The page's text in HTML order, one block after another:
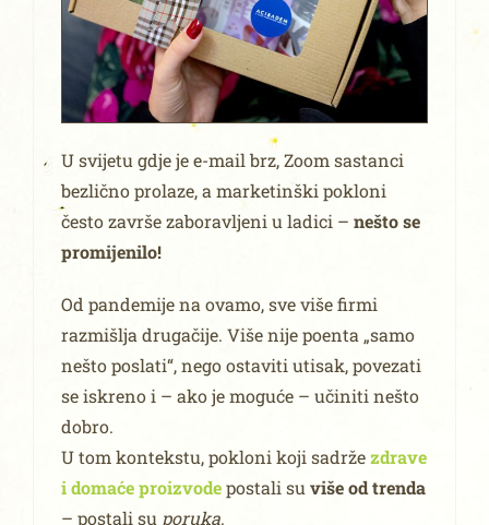
U svijetu gdje je e-mail brz, Zoom sastanci
bezlično prolaze, a marketinški pokloni
često završe zaboravljeni u ladici – nešto se
promijenilo!
Od pandemije na ovamo, sve više firmi
razmišlja drugačije. Više nije poenta „samo
nešto poslati“, nego ostaviti utisak, povezati
se iskreno i – ako je moguće – učiniti nešto
dobro.
U tom kontekstu, pokloni koji sadržezdrave
i domaće proizvodepostali su više od trenda
– postali su poruka.